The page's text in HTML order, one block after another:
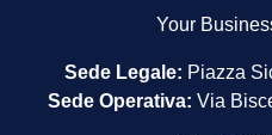
Your
Sede Legale: Piazza
Sede Operativa: Via